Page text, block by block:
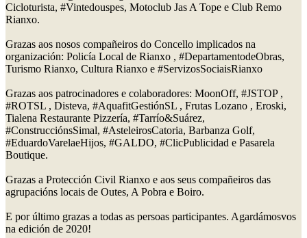
Cicloturista, #Vintedouspes, Motoclub Jas A Tope e Club Remo
Rianxo.
Grazas aos nosos compañeiros do Concello implicados na
organización: Policía Local de Rianxo , #DepartamentodeObras,
Turismo Rianxo, Cultura Rianxo e #ServizosSociaisRianxo
Grazas aos patrocinadores e colaboradores: MoonOff, #JSTOP ,
#ROTSL , Disteva, #AquafitGestiónSL , Frutas Lozano , Eroski,
Tialena Restaurante Pizzería, #Tarrío&Suárez,
#ConstrucciónsSimal, #AsteleirosCatoria, Barbanza Golf,
#EduardoVarelaeHijos, #GALDO, #ClicPublicidad e Pasarela
Boutique.
Grazas a Protección Civil Rianxo e aos seus compañeiros das
agrupacións locais de Outes, A Pobra e Boiro.
E por último grazas a todas as persoas participantes. Agardámosvos
na edición de 2020!